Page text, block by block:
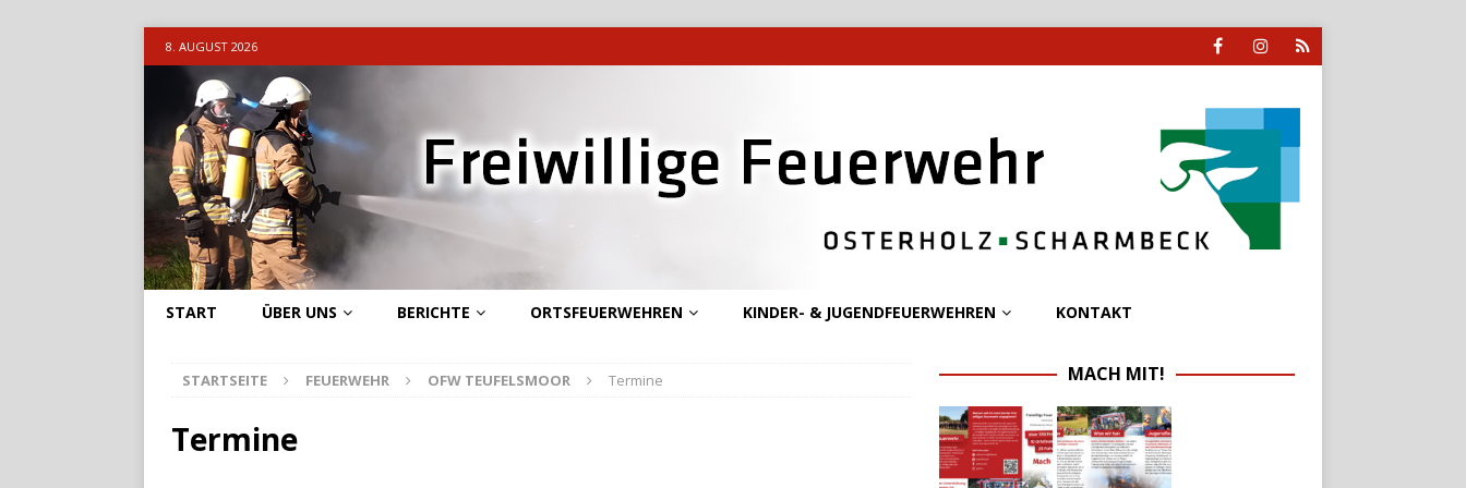
8. AUGUST 2026
START ÜBER UNS BERICHTE ORTSFEUERWEHREN KINDER- & JUGENDFEUERWEHREN KONTAKT
STARTSEITE FEUERWEHR OFW TEUFELSMOOR Termine
Termine
MACH MIT!